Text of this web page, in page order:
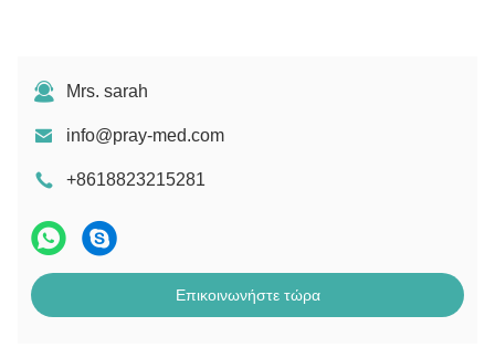
Mrs. sarah
info@pray-med.com
+8618823215281
Επικοινωνήστε τώρα